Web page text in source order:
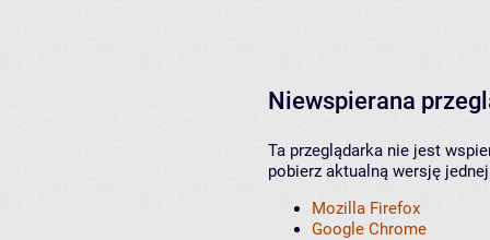
Niewspierana
Ta przeglądarka nie jest
pobierz aktualną wersję
Mozilla Firefox
Google Chrome